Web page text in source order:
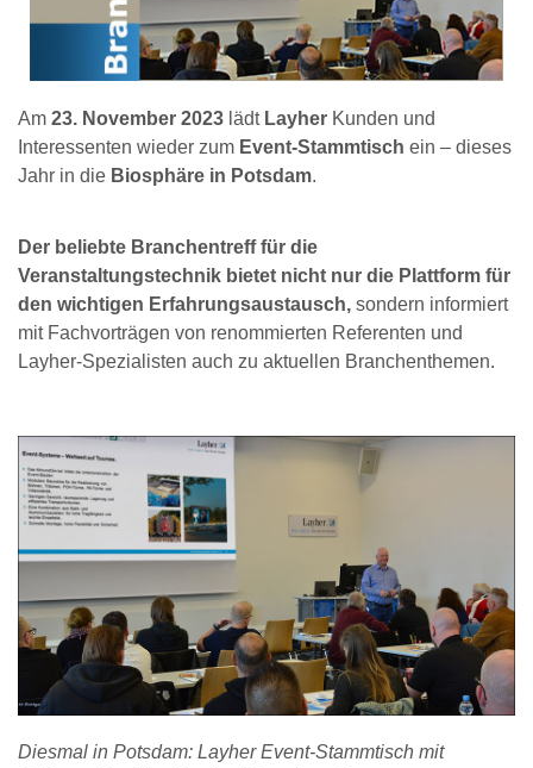
Am 23. November 2023 lädt Layher Kunden und
Interessenten wieder zum Event-Stammtisch ein – dieses
Jahr in die Biosphäre in Potsdam.
Der beliebte Branchentreff für die
Veranstaltungstechnik bietet nicht nur die Plattform für
den wichtigen Erfahrungsaustausch, sondern informiert
mit Fachvorträgen von renommierten Referenten und
Layher-Spezialisten auch zu aktuellen Branchenthemen.
Diesmal in Potsdam: Layher Event-Stammtisch mit